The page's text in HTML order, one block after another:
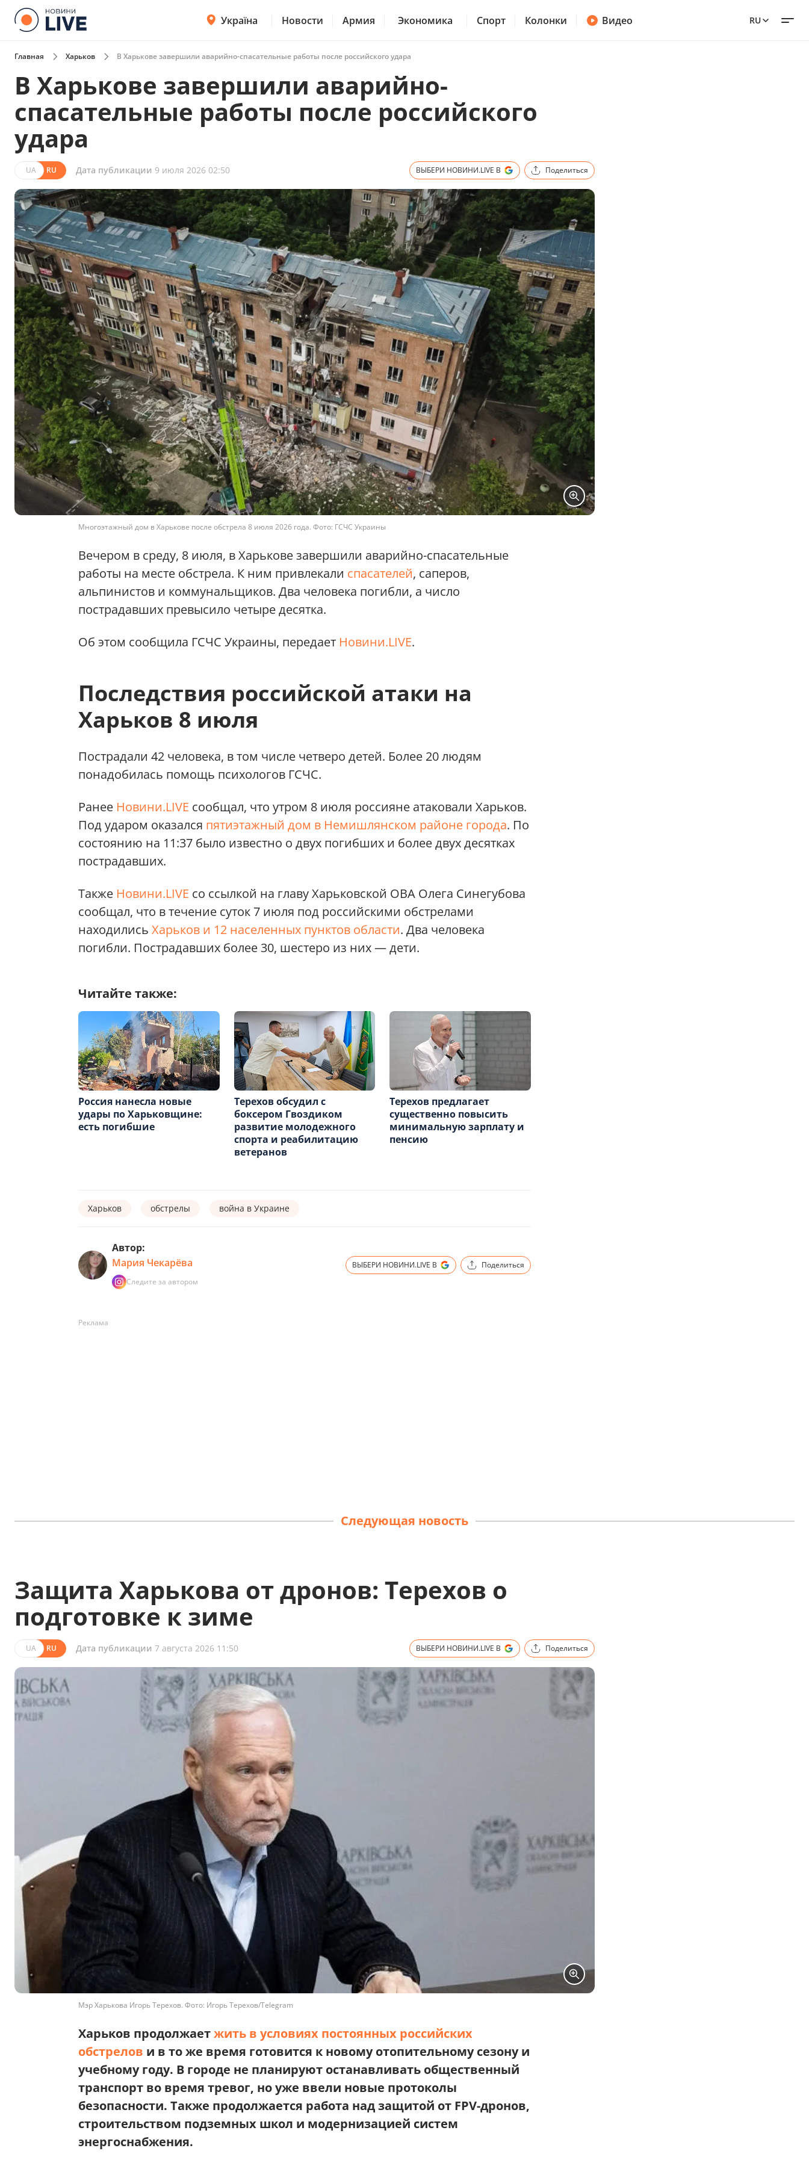
Україна Новости Армия Экономика Спорт Колонки Видео RU
Главная Харьков В Харькове завершили аварийно-спасательные работы после российского удара
В Харькове завершили аварийно-
спасательные работы после российского
удара
UA RU Дата публикации 9 июля 2026 02:50 ВЫБЕРИ НОВИНИ.LIVE В Поделиться
Многоэтажный дом в Харькове после обстрела 8 июля 2026 года. Фото: ГСЧС Украины
Вечером в среду, 8 июля, в Харькове завершили аварийно-спасательные
работы на месте обстрела. К ним привлекали спасателей, саперов,
альпинистов и коммунальщиков. Два человека погибли, а число
пострадавших превысило четыре десятка.
Об этом сообщила ГСЧС Украины, передает Новини.LIVE.
Последствия российской атаки на
Харьков 8 июля
Пострадали 42 человека, в том числе четверо детей. Более 20 людям
понадобилась помощь психологов ГСЧС.
Ранее Новини.LIVE сообщал, что утром 8 июля россияне атаковали Харьков.
Под ударом оказался пятиэтажный дом в Немишлянском районе города. По
состоянию на 11:37 было известно о двух погибших и более двух десятках
пострадавших.
Также Новини.LIVE со ссылкой на главу Харьковской ОВА Олега Синегубова
сообщал, что в течение суток 7 июля под российскими обстрелами
находились Харьков и 12 населенных пунктов области. Два человека
погибли. Пострадавших более 30, шестеро из них — дети.
Читайте также:
Россия нанесла новые
удары по Харьковщине:
есть погибшие
Терехов обсудил с
боксером Гвоздиком
развитие молодежного
спорта и реабилитацию
ветеранов
Терехов предлагает
существенно повысить
минимальную зарплату и
пенсию
Харьков обстрелы война в Украине
Автор:
Мария Чекарёва
Следите за автором
ВЫБЕРИ НОВИНИ.LIVE В Поделиться
Реклама
Следующая новость
Защита Харькова от дронов: Терехов о
подготовке к зиме
UA RU Дата публикации 7 августа 2026 11:50 ВЫБЕРИ НОВИНИ.LIVE В Поделиться
Мэр Харькова Игорь Терехов. Фото: Игорь Терехов/Telegram
Харьков продолжаетжить в условиях постоянных российских
обстрелов и в то же время готовится к новому отопительному сезону и
учебному году. В городе не планируют останавливать общественный
транспорт во время тревог, но уже ввели новые протоколы
безопасности. Также продолжается работа над защитой от FPV-дронов,
строительством подземных школ и модернизацией систем
энергоснабжения.